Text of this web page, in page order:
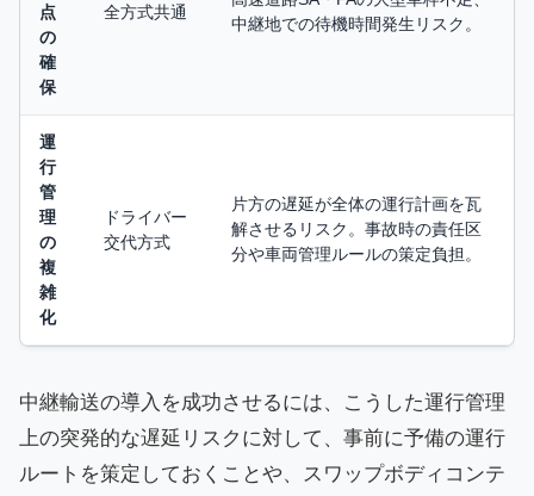
点
の
確
保
全方式共通
中継地での待機時間発生リスク。
運
行
管
理
の
複
雑
化
ドライバー
交代方式
片方の遅延が全体の運行計画を瓦
解させるリスク。事故時の責任区
分や車両管理ルールの策定負担。
中継輸送の導入を成功させるには、こうした運行管理
上の突発的な遅延リスクに対して、事前に予備の運行
ルートを策定しておくことや、スワップボディコンテ